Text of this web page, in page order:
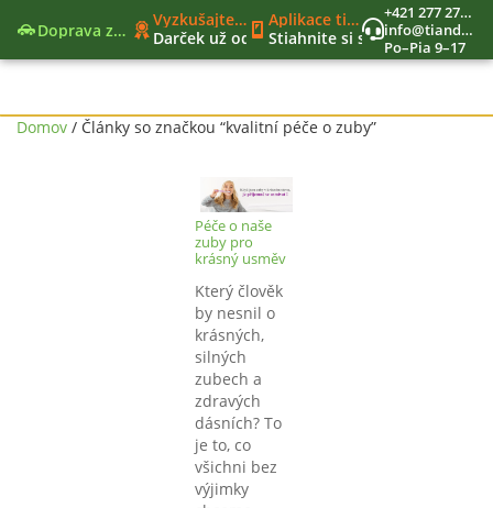
Doprava zadarmo
Vyzkušajte nové moderné funkcie
Darček už od 40€
Nový nákupný zoznam
Aplikace tianDe Beroun
Stiahnite si svet tianDe do
+421 277 270 579
info@tiandekozmetika.sk
Po–Pia 9–17
Domov / Články so značkou “kvalitní péče o zuby”
Péče o naše
zuby pro
krásný usměv
Který člověk
by nesnil o
krásných,
silných
zubech a
zdravých
dásních? To
je to, co
všichni bez
výjimky